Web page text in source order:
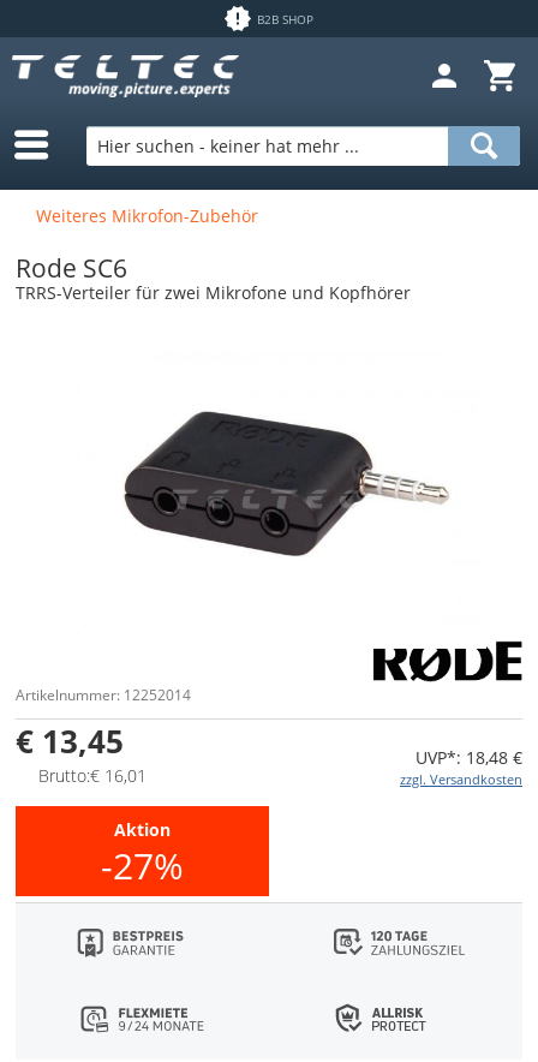
B2B SHOP
Weiteres Mikrofon-Zubehör
Rode SC6
TRRS-Verteiler für zwei Mikrofone und Kopfhörer
Artikelnummer: 12252014
€ 13,45
Brutto:€ 16,01
UVP*: 18,48 €
zzgl. Versandkosten
Aktion
-27%